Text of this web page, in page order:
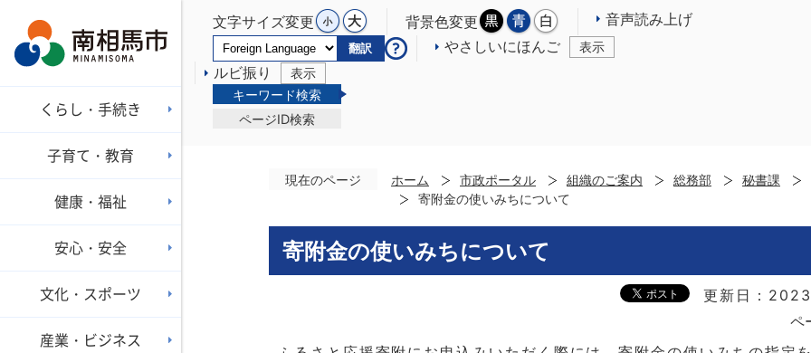
文字サイズ変更 背景色変更 音声読み上げ
翻訳 やさしいにほんご 表示
ルビ振り
表示
キーワード検索
ページID検索
くらし・手続き
子育て・教育
健康・福祉
安心・安全
文化・スポーツ
産業・ビジネス
現在のページ ホーム 市政ポータル 組織のご案内 総務部 秘書課
寄附金の使いみちについて
寄附金の使いみちについて
更新日：
ペ